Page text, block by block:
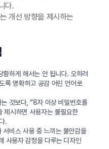
다.
개선 방향을 제시하는
하게 해서는 안 됩니다. 오히려
록 명확하고 공감 어린 언어로
것보다, “8자 이상 비밀번호를
제시하면 사용자는 불필요한
.
서비스 사용 중 느끼는 불안감을
사용자 감정을 다루는 디자인